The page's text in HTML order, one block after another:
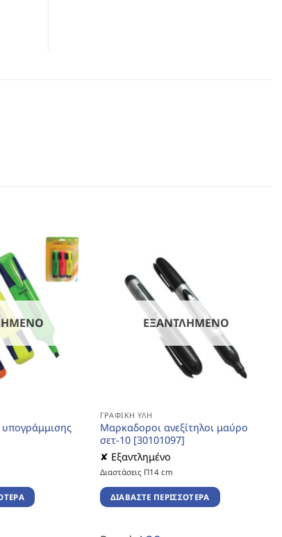
ΕΞΑΝΤΛΗΜΈΝΟ
ΓΡΑΦΙΚΉ ΎΛΗ
Μαρκαδοροι ανεξίτηλοι μαύρο
σετ-10 [30101097]
✘ Εξαντλημένο
Διαστάσεις Π14 cm
ΔΙΑΒΆΣΤΕ ΠΕΡΙΣΣΌΤΕΡΑ